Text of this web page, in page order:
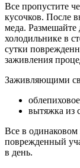
Все пропустите
кусочков. После
меда. Размешайте
холодильнике в
сутки
заживления
Заживляющими
вытяжка из
Все в одинаковом
поврежденный
в день.